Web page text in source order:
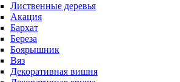
Лиственные деревья
Акация
Бархат
Береза
Боярышник
Вяз
Декоративная вишня